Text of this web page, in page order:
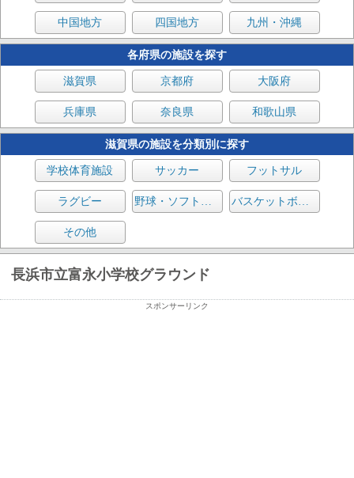
中国地方 四国地方 九州・沖縄
各府県の施設を探す
滋賀県 京都府 大阪府
兵庫県 奈良県 和歌山県
滋賀県の施設を分類別に探す
学校体育施設 サッカー フットサル
ラグビー 野球・ソフトボール バスケットボール
その他
長浜市立富永小学校グラウンド
スポンサーリンク